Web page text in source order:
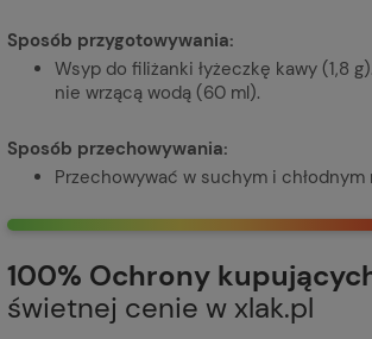
Sposób przygotowywania:
Wsyp do filiżanki łyżeczkę kawy (1,8
nie wrzącą wodą (60 ml).
Sposób przechowywania:
Przechowywać w suchym i chłodnym
100% Ochrony
świetnej cenie w xlak.pl